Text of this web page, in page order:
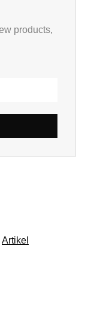
products,
Artikel